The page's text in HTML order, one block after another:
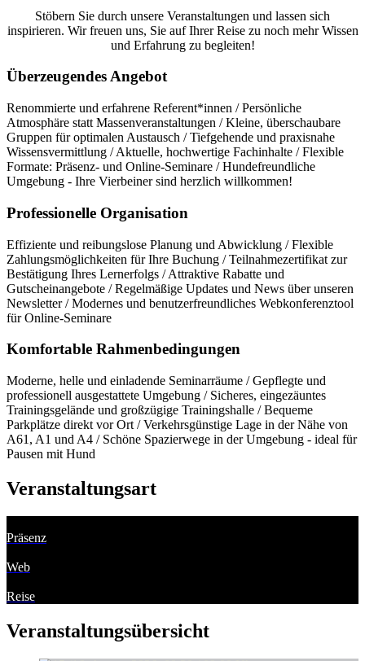
Stöbern Sie durch unsere Veranstaltungen und lassen sich
inspirieren. Wir freuen uns, Sie auf Ihrer Reise zu noch mehr Wissen
und Erfahrung zu begleiten!
Überzeugendes Angebot
Renommierte und erfahrene Referent*innen / Persönliche
Atmosphäre statt Massenveranstaltungen / Kleine, überschaubare
Gruppen für optimalen Austausch / Tiefgehende und praxisnahe
Wissensvermittlung / Aktuelle, hochwertige Fachinhalte / Flexible
Formate: Präsenz- und Online-Seminare / Hundefreundliche
Umgebung - Ihre Vierbeiner sind herzlich willkommen!
Professionelle Organisation
Effiziente und reibungslose Planung und Abwicklung / Flexible
Zahlungsmöglichkeiten für Ihre Buchung / Teilnahmezertifikat zur
Bestätigung Ihres Lernerfolgs / Attraktive Rabatte und
Gutscheinangebote / Regelmäßige Updates und News über unseren
Newsletter / Modernes und benutzerfreundliches Webkonferenztool
für Online-Seminare
Komfortable Rahmenbedingungen
Moderne, helle und einladende Seminarräume / Gepflegte und
professionell ausgestattete Umgebung / Sicheres, eingezäuntes
Trainingsgelände und großzügige Trainingshalle / Bequeme
Parkplätze direkt vor Ort / Verkehrsgünstige Lage in der Nähe von
A61, A1 und A4 / Schöne Spazierwege in der Umgebung - ideal für
Pausen mit Hund
Veranstaltungsart
Präsenz
Web
Reise
Veranstaltungsübersicht